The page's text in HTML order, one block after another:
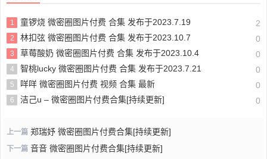
1 童锣烧 微密圈图片付费 合集 发布于2023.7.19 2
2 林扣弦 微密圈图片付费 合集 发布于2023.10.7 0
3 草莓酸奶 微密圈图片付费 合集 发布于2023.10.4 0
4 智桃lucky 微密圈图片付费 合集 发布于2023.7.21 0
5 咩咩 微密圈图片付费 视频 合集 最新 0
6 洁己u – 微密圈图片付费合集[持续更新] 0
上一篇 郑瑞妤 微密圈图片付费合集[持续更新]
下一篇 音音 微密圈图片付费合集[持续更新]